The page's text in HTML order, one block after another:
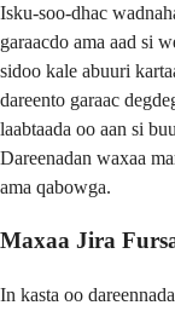
Isku-soo-dhac
garaacdo ama aad si
sidoo kale abuuri
dareento garaac
laabtaada oo aan si
Dareenadan waxaa
ama qabowga.
Maxaa Jira
In kasta oo